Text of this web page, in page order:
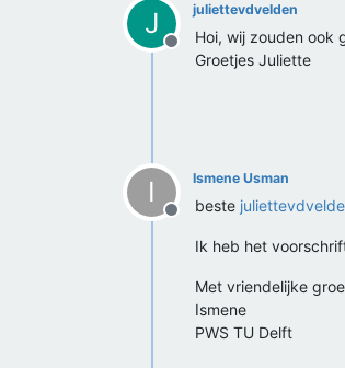
J
Offline
juliettevdvelden
Hoi, wij zouden ook
Groetjes Juliette
I
Offline
Ismene Usman
beste
Ik heb het
Met vriendelijke
Ismene
PWS TU Delft